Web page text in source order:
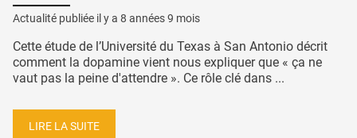
Actualité publiée il y a 8 années 9 mois
Cette étude de l’Université du Texas à San Antonio décrit
comment la dopamine vient nous expliquer que « ça ne
vaut pas la peine d'attendre ». Ce rôle clé dans ...
LIRE LA SUITE